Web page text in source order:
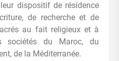
dispositif de résidence
de recherche et de
au fait religieux et à
sociétés du Maroc, du
de la Méditerranée.